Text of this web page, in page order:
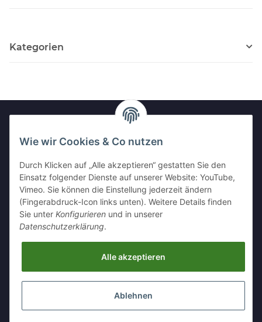
Kategorien
Newsletter Abonnieren
Bitte senden Sie mir entsprechend Ihrer
Datenschutzerklärungregelmäßig und jederzeit widerruflich
Informationen zu Ihrem Produktsortiment per E-Mail zu.
Gesetzliche Informationen
Wie wir Cookies & Co nutzen
Durch Klicken auf „Alle akzeptieren“ gestatten Sie den
Einsatz folgender Dienste auf unserer Website: YouTube,
Vimeo. Sie können die Einstellung jederzeit ändern
(Fingerabdruck-Icon links unten). Weitere Details finden
Sie unter Konfigurieren und in unserer
Datenschutzerklärung.
Alle akzeptieren
Ablehnen